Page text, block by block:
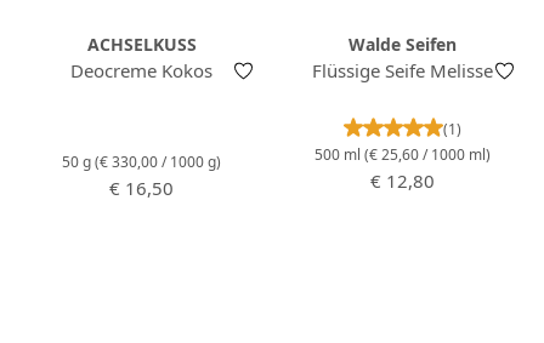
ACHSELKUSS
Deocreme Kokos
50 g(€ 330,00 / 1000 g)
Regulärer Preis:
€ 16,50
Walde Seifen
Flüssige Seife Melisse
(1)
500 ml (€ 25,60 / 1000 ml)
Regulärer Preis:
€ 12,80